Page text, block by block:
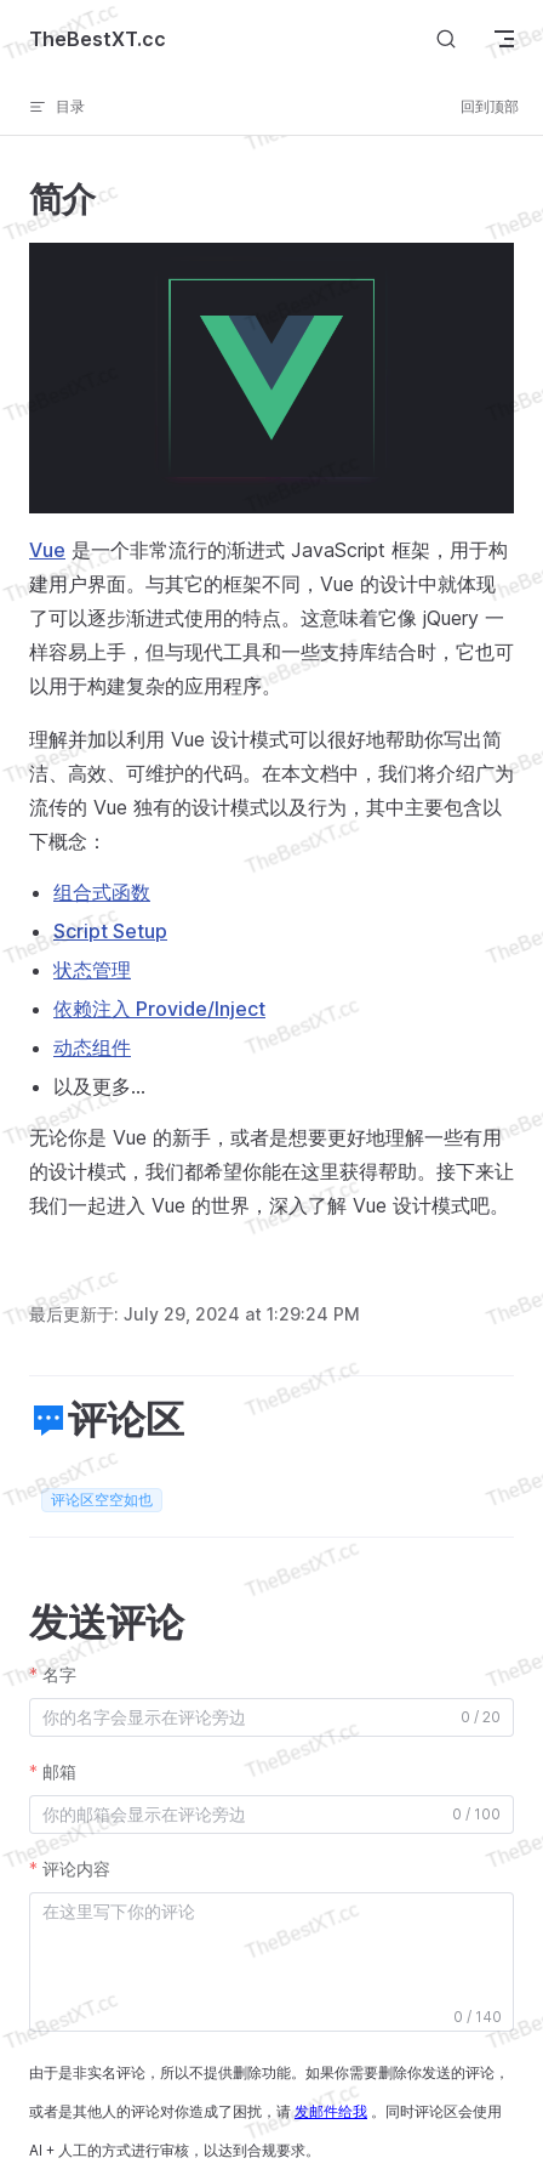
Skip to content
TheBestXT.cc
目录 回到顶部
简介
Vue 是一个非常流行的渐进式 JavaScript 框架，用于构
建用户界面。与其它的框架不同，Vue 的设计中就体现
了可以逐步渐进式使用的特点。这意味着它像 jQuery 一
样容易上手，但与现代工具和一些支持库结合时，它也可
以用于构建复杂的应用程序。
理解并加以利用 Vue 设计模式可以很好地帮助你写出简
洁、高效、可维护的代码。在本文档中，我们将介绍广为
流传的 Vue 独有的设计模式以及行为，其中主要包含以
下概念：
组合式函数
Script Setup
状态管理
依赖注入 Provide/Inject
动态组件
以及更多...
无论你是 Vue 的新手，或者是想要更好地理解一些有用
的设计模式，我们都希望你能在这里获得帮助。接下来让
我们一起进入 Vue 的世界，深入了解 Vue 设计模式吧。
最后更新于: July 29, 2024 at 1:29:24 PM
评论区
评论区空空如也
发送评论
名字
0 / 20
邮箱
0 / 100
评论内容
0 / 140
由于是非实名评论，所以不提供删除功能。如果你需要删除你发送的评论，
或者是其他人的评论对你造成了困扰，请 发邮件给我 。同时评论区会使用
AI + 人工的方式进行审核，以达到合规要求。